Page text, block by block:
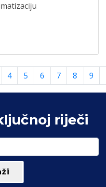
4 5 6 7 8 9
riječi